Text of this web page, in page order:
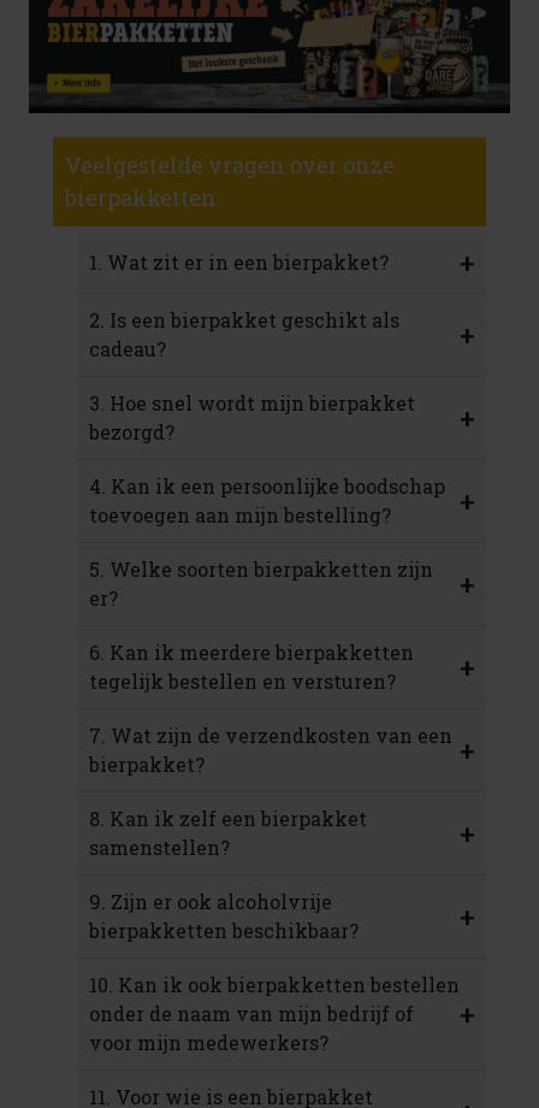
Veelgestelde vragen over onze
bierpakketten
1. Wat zit er in een bierpakket? +
2. Is een bierpakket geschikt als
cadeau?
+
3. Hoe snel wordt mijn bierpakket
bezorgd?
+
4. Kan ik een persoonlijke boodschap
toevoegen aan mijn bestelling?
+
5. Welke soorten bierpakketten zijn
er?
+
6. Kan ik meerdere bierpakketten
tegelijk bestellen en versturen?
+
7. Wat zijn de verzendkosten van een
bierpakket?
+
8. Kan ik zelf een bierpakket
samenstellen?
+
9. Zijn er ook alcoholvrije
bierpakketten beschikbaar?
+
10. Kan ik ook bierpakketten bestellen
onder de naam van mijn bedrijf of
voor mijn medewerkers?
+
11. Voor wie is een bierpakket